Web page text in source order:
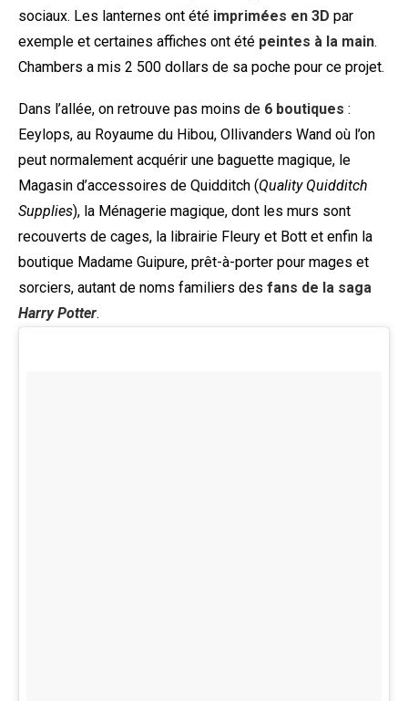
sociaux. Les lanternes ont été imprimées en 3D par
exemple et certaines affiches ont été peintes à la main.
Chambers a mis 2 500 dollars de sa poche pour ce projet.
Dans l’allée, on retrouve pas moins de 6 boutiques :
Eeylops, au Royaume du Hibou, Ollivanders Wand où l’on
peut normalement acquérir une baguette magique, le
Magasin d’accessoires de Quidditch (Quality Quidditch
Supplies), la Ménagerie magique, dont les murs sont
recouverts de cages, la librairie Fleury et Bott et enfin la
boutique Madame Guipure, prêt-à-porter pour mages et
sorciers, autant de noms familiers des fans de la saga
Harry Potter.